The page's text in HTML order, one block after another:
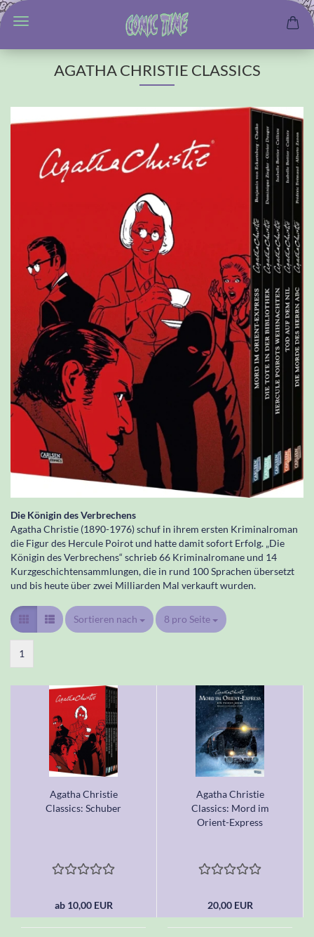
AGATHA CHRISTIE CLASSICS
Die Königin des Verbrechens
Agatha Christie (1890-1976) schuf in ihrem ersten Kriminalroman
die Figur des Hercule Poirot und hatte damit sofort Erfolg. „Die
Königin des Verbrechens“ schrieb 66 Kriminalromane und 14
Kurzgeschichtensammlungen, die in rund 100 Sprachen übersetzt
und bis heute über zwei Milliarden Mal verkauft wurden.
Sortieren nach
Sortieren nach 8 pro Seite
pro Seite
1
Agatha Christie
Classics: Schuber
ab 10,00 EUR
Agatha Christie
Classics: Mord im
Orient-Express
20,00 EUR